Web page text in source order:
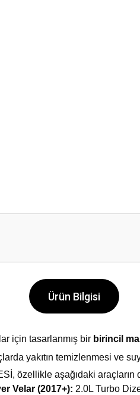
Ürün Bilgisi
için tasarlanmış bir birincil
yakıtın temizlenmesi ve
özellikle aşağıdaki
Velar (2017+): 2.0L Turbo